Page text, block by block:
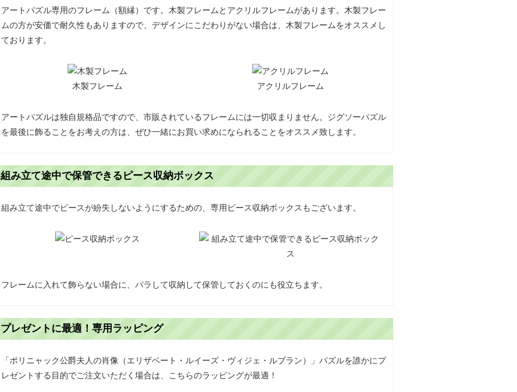
アートパズル専用のフレーム（額縁）です。木製フレームとアクリルフレームがあります。木製フレー
ムの方が安価で耐久性もありますので、デザインにこだわりがない場合は、木製フレームをオススメし
ております。
木製フレーム アクリルフレーム
アートパズルは独自規格品ですので、市販されているフレームには一切収まりません。ジグソーパズル
を最後に飾ることをお考えの方は、ぜひ一緒にお買い求めになられることをオススメ致します。
組み立て途中で保管できるピース収納ボックス
組み立て途中でピースが紛失しないようにするための、専用ピース収納ボックスもございます。
フレームに入れて飾らない場合に、バラして収納して保管しておくのにも役立ちます。
プレゼントに最適！専用ラッピング
「ポリニャック公爵夫人の肖像（エリザベート・ルイーズ・ヴィジェ・ルブラン）」パズルを誰かにプ
レゼントする目的でご注文いただく場合は、こちらのラッピングが最適！